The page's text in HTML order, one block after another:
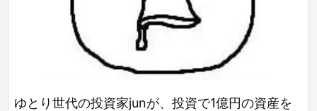
ゆとり世代の投資家junが、投資で1億円の資産を